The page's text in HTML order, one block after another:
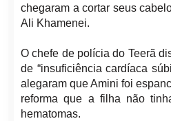
chegaram a cortar seus
Ali Khamenei.
O chefe de polícia do Teerã
de “insuficiência cardíaca
alegaram que Amini foi
reforma que a filha não
hematomas.